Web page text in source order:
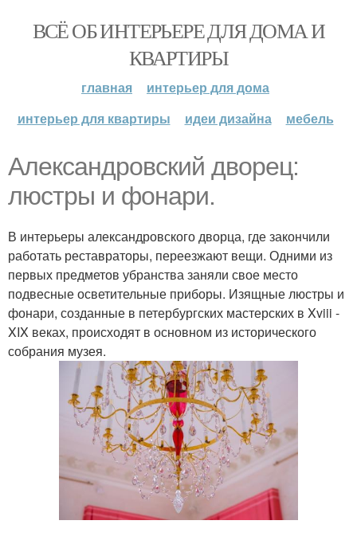
ВСЁ ОБ ИНТЕРЬЕРЕ ДЛЯ ДОМА И
КВАРТИРЫ
главная
интерьер для дома
интерьер для квартиры
идеи дизайна мебель
Александровский дворец:
люстры и фонари.
В интерьеры александровского дворца, где закончили
работать реставраторы, переезжают вещи. Одними из
первых предметов убранства заняли свое место
подвесные осветительные приборы. Изящные люстры и
фонари, созданные в петербургских мастерских в Xviii -
XIX веках, происходят в основном из исторического
собрания музея.